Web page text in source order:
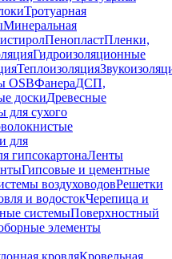
Тротуарная
Минеральная
ПенопластПленки,
Гидроизоляционные
Теплоизоляция
OSBФанераДСП,
доскиДревесные
для сухого
для
гипсокартонаЛенты
Гипсовые и цементные
воздуховодовРешетки
и водостокЧерепица и
системыПоверхностный
элементы
кровляКровельная